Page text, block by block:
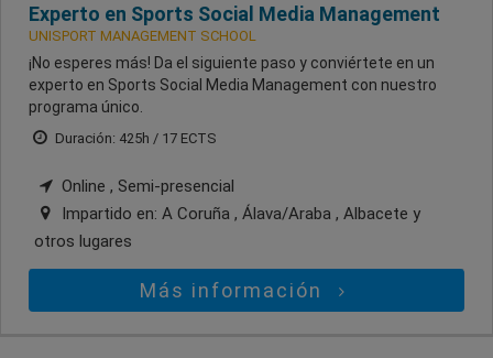
Experto en Sports Social Media Management
UNISPORT MANAGEMENT SCHOOL
¡No esperes más! Da el siguiente paso y conviértete en un
experto en Sports Social Media Management con nuestro
programa único.
Duración: 425h / 17 ECTS
Online , Semi-presencial
Impartido en: A Coruña , Álava/Araba , Albacete y
otros lugares
Más información